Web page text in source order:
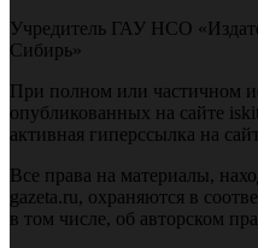
Учредитель ГАУ НСО
Сибирь»
При полном или частичном
опубликованных на сайте
активная гиперссылка на
Все права на материалы,
gazeta.ru, охраняются в
в том числе, об авторском